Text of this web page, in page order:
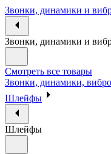
Звонки, динамики и
Звонки, динамики и
Смотреть все товары
Звонки, динамики,
Шлейфы
Шлейфы